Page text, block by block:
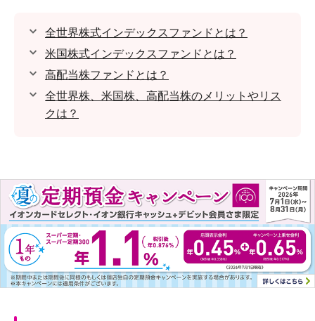
全世界株式インデックスファンドとは？
米国株式インデックスファンドとは？
高配当株ファンドとは？
全世界株、米国株、高配当株のメリットやリス
クは？